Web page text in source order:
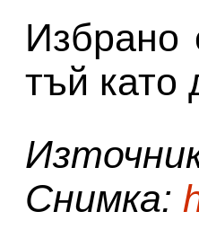
Избрано
тъй като
Снимка: